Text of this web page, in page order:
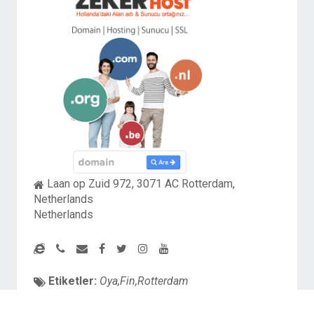
Laan op Zuid 972, 3071 AC Rotterdam,
Netherlands
Netherlands
Etiketler: Oya,Fin,Rotterdam